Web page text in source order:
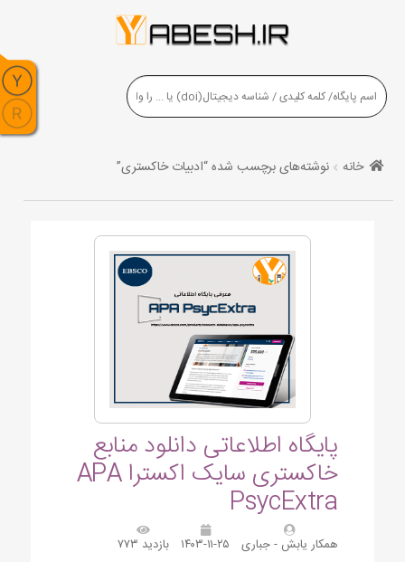
خانه نوشته‌های برچسب شده “ادبیات خاکستری”
پایگاه اطلاعاتی دانلود منابع
خاکستری سایک اکسترا APA
PsycExtra
همکار یابش - جباری ۱۴۰۳-۱۱-۲۵ بازدید ۷۷۳